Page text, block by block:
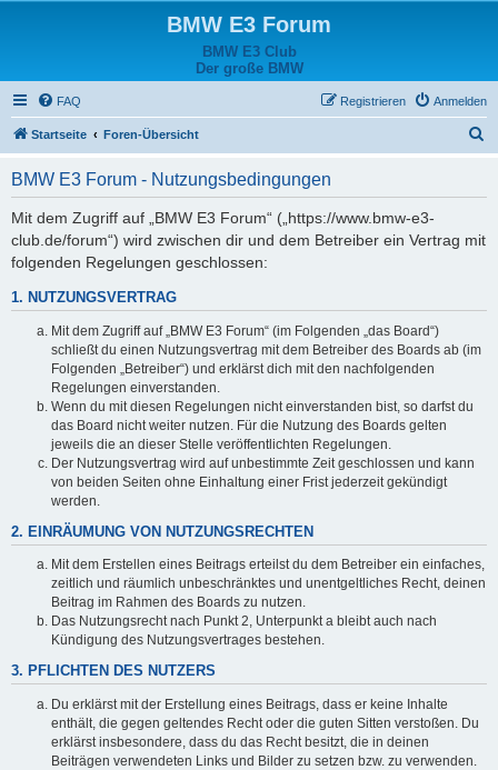
BMW E3 Forum
BMW E3 Club
Der große BMW
FAQ Anmelden
Registrieren
Startseite Foren-Übersicht
BMW E3 Forum - Nutzungsbedingungen
Mit dem Zugriff auf „BMW E3 Forum“ („https://www.bmw-e3-
club.de/forum“) wird zwischen dir und dem Betreiber ein Vertrag mit
folgenden Regelungen geschlossen:
1. NUTZUNGSVERTRAG
Mit dem Zugriff auf „BMW E3 Forum“ (im Folgenden „das Board“)
schließt du einen Nutzungsvertrag mit dem Betreiber des Boards ab (im
Folgenden „Betreiber“) und erklärst dich mit den nachfolgenden
Regelungen einverstanden.
Wenn du mit diesen Regelungen nicht einverstanden bist, so darfst du
das Board nicht weiter nutzen. Für die Nutzung des Boards gelten
jeweils die an dieser Stelle veröffentlichten Regelungen.
Der Nutzungsvertrag wird auf unbestimmte Zeit geschlossen und kann
von beiden Seiten ohne Einhaltung einer Frist jederzeit gekündigt
werden.
2. EINRÄUMUNG VON NUTZUNGSRECHTEN
Mit dem Erstellen eines Beitrags erteilst du dem Betreiber ein einfaches,
zeitlich und räumlich unbeschränktes und unentgeltliches Recht, deinen
Beitrag im Rahmen des Boards zu nutzen.
Das Nutzungsrecht nach Punkt 2, Unterpunkt a bleibt auch nach
Kündigung des Nutzungsvertrages bestehen.
3. PFLICHTEN DES NUTZERS
Du erklärst mit der Erstellung eines Beitrags, dass er keine Inhalte
enthält, die gegen geltendes Recht oder die guten Sitten verstoßen. Du
erklärst insbesondere, dass du das Recht besitzt, die in deinen
Beiträgen verwendeten Links und Bilder zu setzen bzw. zu verwenden.